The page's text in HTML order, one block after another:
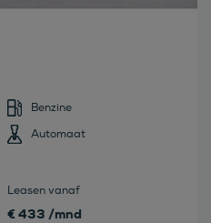
Benzine
Automaat
Leasen vanaf
€ 433 /mnd